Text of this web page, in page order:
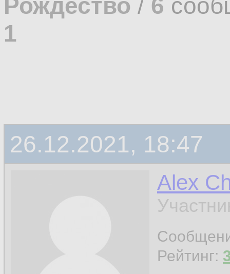
Рождество / 6
1
26.12.2021, 18:47
Alex
Рейтинг: